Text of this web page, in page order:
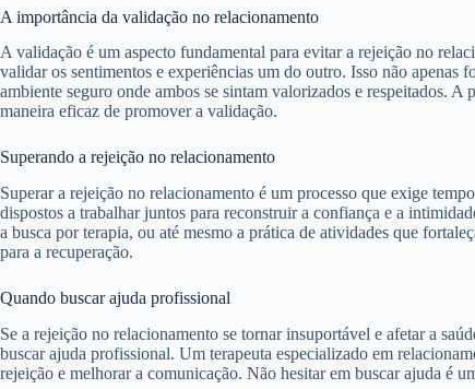
A importância da validação no relacionamento
A validação é um aspecto fundamental para evitar a rejeição no
validar os sentimentos e experiências um do outro. Isso não apenas
ambiente seguro onde ambos se sintam valorizados e respeitados.
maneira eficaz de promover a validação.
Superando a rejeição no relacionamento
Superar a rejeição no relacionamento é um processo que exige
dispostos a trabalhar juntos para reconstruir a confiança e a
a busca por terapia, ou até mesmo a prática de atividades que
para a recuperação.
Quando buscar ajuda profissional
Se a rejeição no relacionamento se tornar insuportável e afetar a
buscar ajuda profissional. Um terapeuta especializado em
rejeição e melhorar a comunicação. Não hesitar em buscar ajuda é